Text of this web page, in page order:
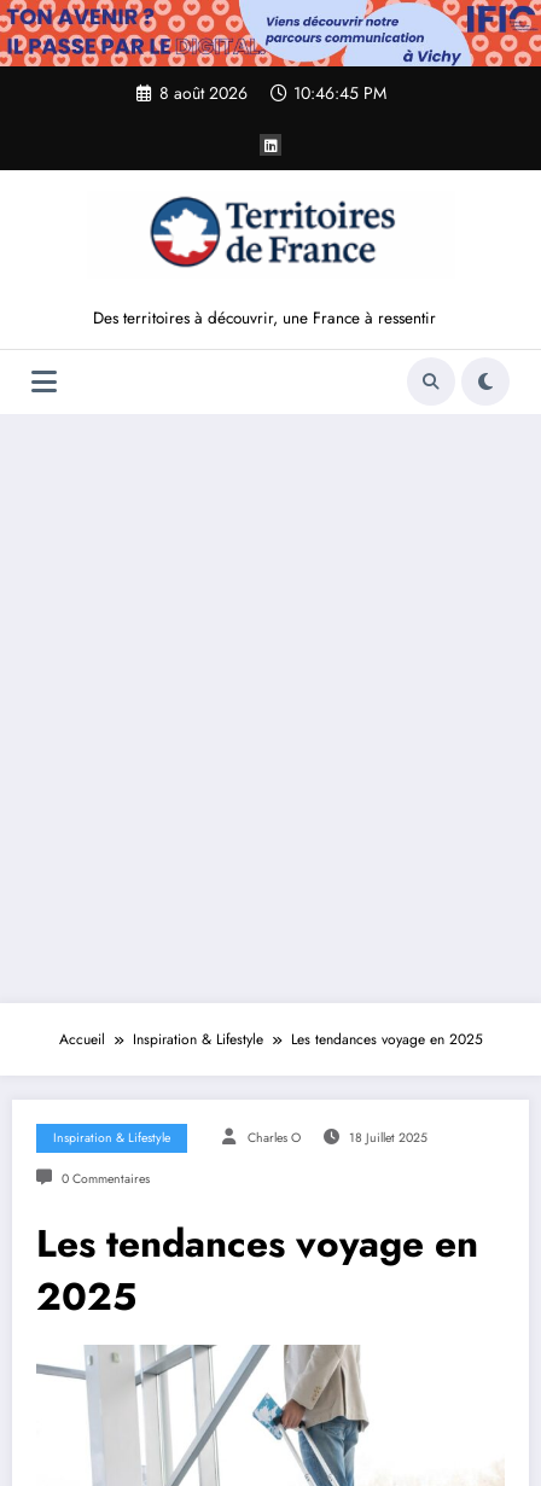
Aller
au
contenu
8 août 2026 10:46:46 PM
Des territoires à découvrir, une France à ressentir
Accueil Inspiration & Lifestyle Les tendances voyage en 2025
Inspiration & Lifestyle Charles O 18 Juillet 2025
0 Commentaires
Les tendances voyage en
2025